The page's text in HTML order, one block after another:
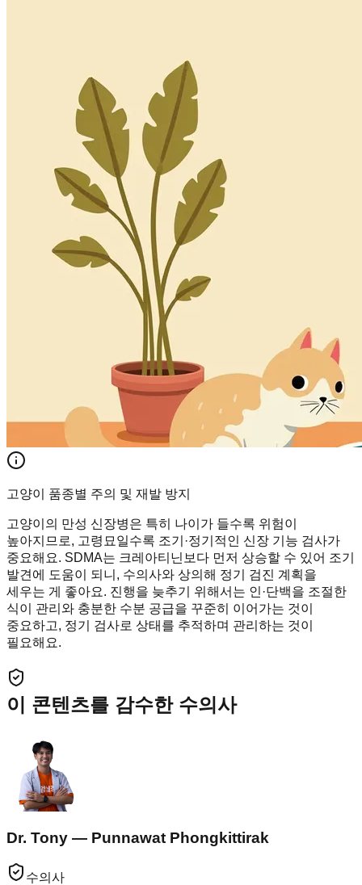
고양이 품종별 주의 및 재발 방지
고양이의 만성 신장병은 특히 나이가 들수록 위험이
높아지므로, 고령묘일수록 조기·정기적인 신장 기능 검사가
중요해요. SDMA는 크레아티닌보다 먼저 상승할 수 있어 조기
발견에 도움이 되니, 수의사와 상의해 정기 검진 계획을
세우는 게 좋아요. 진행을 늦추기 위해서는 인·단백을 조절한
식이 관리와 충분한 수분 공급을 꾸준히 이어가는 것이
중요하고, 정기 검사로 상태를 추적하며 관리하는 것이
필요해요.
이 콘텐츠를 감수한 수의사
Dr. Tony — Punnawat Phongkittirak
수의사